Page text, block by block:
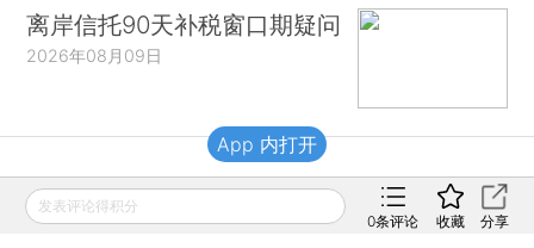
离岸信托90天补税窗口期疑问
2026年08月09日
财新移动
发表评论得积分
0条评论 收藏 分享
App 内打开